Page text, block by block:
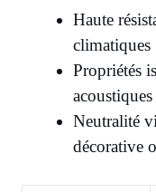
Haute
climatiques
Propriétés
Neutralité
décorative